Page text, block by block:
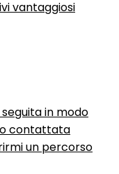
vantaggiosi
in modo
contattata
un percorso